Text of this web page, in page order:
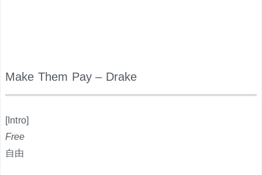
Make Them Pay – Drake
[Intro]
Free
自由